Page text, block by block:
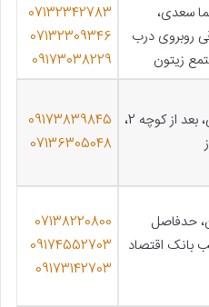
سينما سعدی،
روبروی درب
زیتون
07132342783
07132309346
09173038229
شیراز ، همت جنوبی، بعد از کوچه 2،
09173839845
07136305048
حدفاصل
و 68، جنب بانک اقتصاد
07138220800
09174552703
09173142703